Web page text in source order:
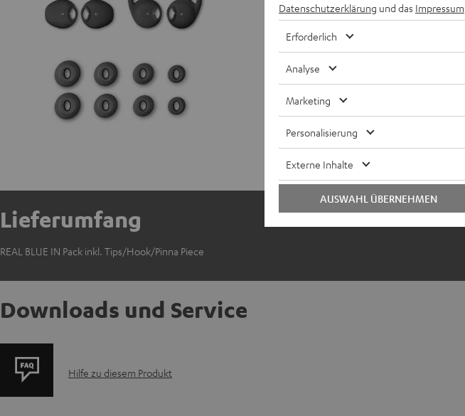
Lieferumfang
REAL BLUE IN Pack inkl. Tips/Hook/Pinna Piece
Downloads und Service
P
Hilfe zu diesem Produkt
Datenschutzerklärung und das Impressum
Erforderlich
Analyse
Marketing
Personalisierung
Externe Inhalte
AUSWAHL ÜBERNEHMEN